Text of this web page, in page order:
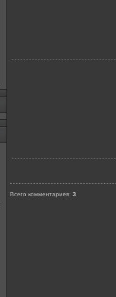
Всего комментариев:3